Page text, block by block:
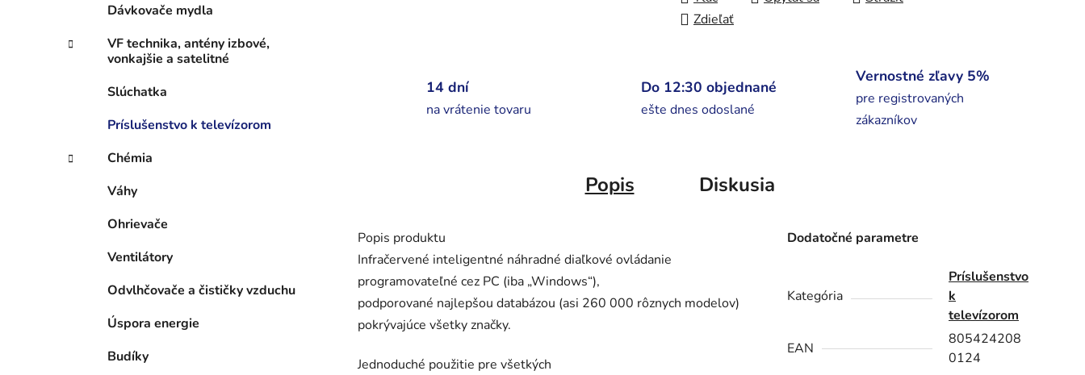
Dávkovače mydla
VF technika, antény izbové,
vonkajšie a satelitné
Slúchatka
Príslušenstvo k televízorom
Chémia
Váhy
Ohrievače
Ventilátory
Odvlhčovače a čističky vzduchu
Úspora energie
Budíky
Zdieľať
14 dní
na vrátenie tovaru
Do 12:30 objednané
ešte dnes odoslané
Vernostné zľavy 5%
pre registrovaných
zákazníkov
Popis Diskusia
Popis produktu
Infračervené inteligentné náhradné diaľkové ovládanie
programovateľné cez PC (iba „Windows“),
podporované najlepšou databázou (asi 260 000 rôznych modelov)
pokrývajúce všetky značky.
Jednoduché použitie pre všetkých
Dodatočné parametre
Kategória
Príslušenstvo
k
televízorom
EAN
805424208
0124